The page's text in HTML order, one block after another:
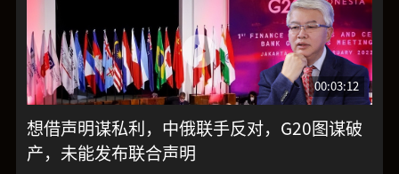
00:03:12
想借声明谋私利，中俄联手反对，G20图谋破
产，未能发布联合声明